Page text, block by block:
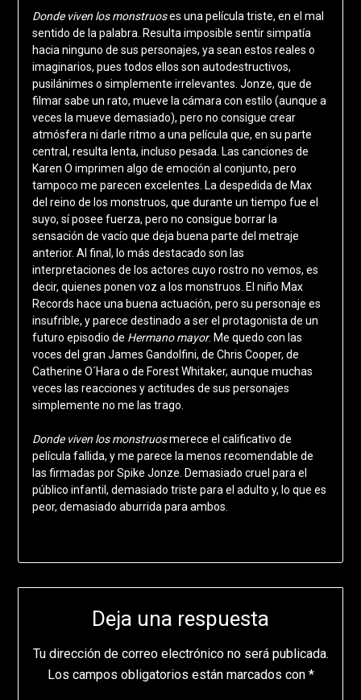
Donde viven los monstruoses una película triste, en el mal
sentido de la palabra. Resulta imposible sentir simpatía
hacia ninguno de sus personajes, ya sean estos reales o
imaginarios, pues todos ellos son autodestructivos,
pusilánimes o simplemente irrelevantes. Jonze, que de
filmar sabe un rato, mueve la cámara con estilo (aunque a
veces la mueve demasiado), pero no consigue crear
atmósfera ni darle ritmo a una película que, en su parte
central, resulta lenta, incluso pesada. Las canciones de
Karen O imprimen algo de emoción al conjunto, pero
tampoco me parecen excelentes. La despedida de Max
del reino de los monstruos, que durante un tiempo fue el
suyo, sí posee fuerza, pero no consigue borrar la
sensación de vacío que deja buena parte del metraje
anterior. Al final, lo más destacado son las
interpretaciones de los actores cuyo rostro no vemos, es
decir, quienes ponen voz a los monstruos. El niño Max
Records hace una buena actuación, pero su personaje es
insufrible, y parece destinado a ser el protagonista de un
futuro episodio de Hermano mayor. Me quedo con las
voces del gran James Gandolfini, de Chris Cooper, de
Catherine O´Hara o de Forest Whitaker, aunque muchas
veces las reacciones y actitudes de sus personajes
simplemente no me las trago.
Donde viven los monstruosmerece el calificativo de
película fallida, y me parece la menos recomendable de
las firmadas por Spike Jonze. Demasiado cruel para el
público infantil, demasiado triste para el adulto y, lo que es
peor, demasiado aburrida para ambos.
Deja una respuesta
Tu dirección de correo electrónico no será publicada.
Los campos obligatorios están marcados con *